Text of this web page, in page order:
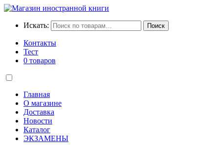
Искать: Поиск
Контакты
Тест
0 товаров
Главная
О магазине
Доставка
Новости
Каталог
ЭКЗАМЕНЫ